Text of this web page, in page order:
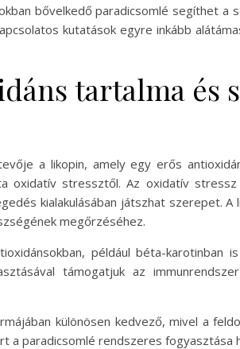
bővelkedő paradicsomlé segíthet
kutatások egyre inkább
tartalma és
a likopin, amely egy erős
oxidatív stressztől. Az oxidatív
kialakulásában játszhat szerepet.
megőrzéséhez.
például béta-
támogatjuk az
különösen kedvező, mivel a
a paradicsomlé rendszeres fogyasztása